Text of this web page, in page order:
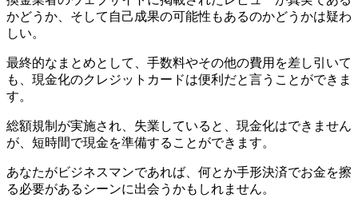
かどうか、そして自己成果の可能性もあるのかどうかは疑わ
しい。
最終的なまとめとして、手数料やその他の費用を差し引いて
も、現金化のクレジットカードは便利だと言うことができま
す。
総額規制が実施され、失業していると、現金化はできません
が、短時間で現金を準備することができます。
あなたがビジネスマンであれば、何とか手形決済でお金を擦
る必要があるシーンに出会うかもしれません。